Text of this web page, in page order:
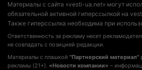
Материалы с сайта «vesti-ua.net» могут
обязательной активной гиперссылкой на
Также гиперссылка необходима при
Ответственность за рекламу несет
не совпадать с позицией редакции.
Материалы с плашкой "Партнерский материал"
рекламы (21+). «Новости компании» –